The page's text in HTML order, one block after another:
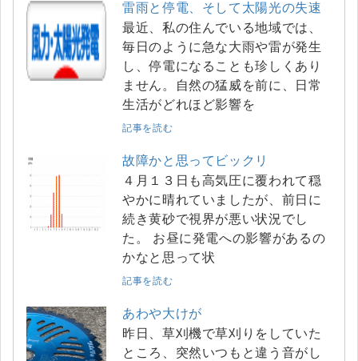
雷雨と停電、そして太陽光の失速
最近、私の住んでいる地域では、
毎日のように急な大雨や雷が発生
し、停電になることも珍しくあり
ません。自然の猛威を前に、日常
生活がどれほど影響を
記事を読む
故障かと思ってビックリ
４月１３日も高気圧に覆われて穏
やかに晴れていましたが、前日に
続き黄砂で視界が悪い状況でし
た。 お昼に発電への影響があるの
かなと思って状
記事を読む
あわや大けが
昨日、草刈機で草刈りをしていた
ところ、突然いつもと違う音がし